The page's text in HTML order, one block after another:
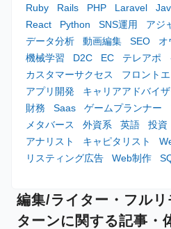
Ruby Rails PHP Laravel
React
Python SNS運用 アジ
データ分析
動画編集 SEO
オ
機械学習
D2C EC テレアポ
カスタマーサクセス
フロント
アプリ開発
キャリアアドバイ
財務
Saas ゲームプランナー
メタバース
外資系 英語 投資
アナリスト
キャピタリスト
リスティング広告
Web制作
編集/ライター・フル
ターンに関する記事・